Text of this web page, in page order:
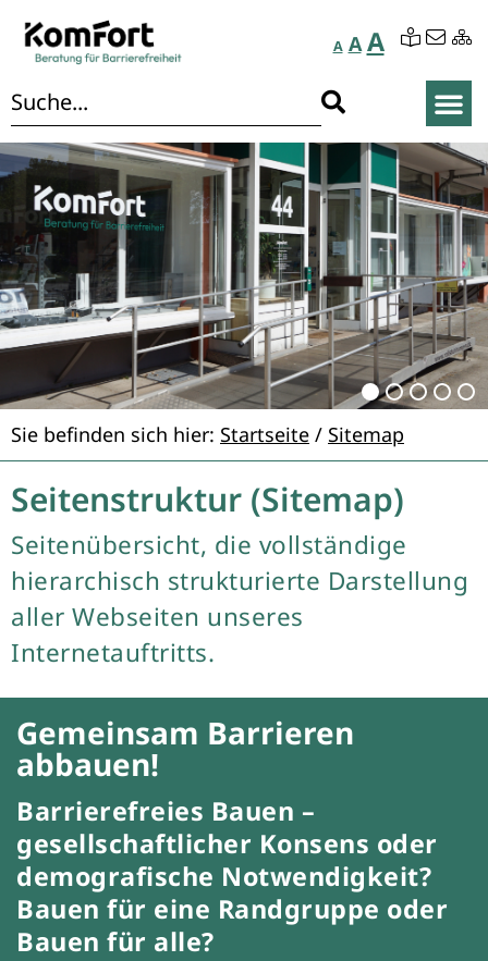
A A A
Sie befinden sich hier: Startseite / Sitemap
Seitenstruktur (Sitemap)
Seitenübersicht, die vollständige
hierarchisch strukturierte Darstellung
aller Webseiten unseres
Internetauftritts.
Gemeinsam Barrieren
abbauen!
Barrierefreies Bauen –
gesellschaftlicher Konsens oder
demografische Notwendigkeit?
Bauen für eine Randgruppe oder
Bauen für alle?